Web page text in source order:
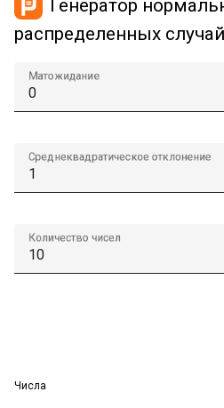
Генератор
распределенных
Матожидание
Среднеквадратическое отклонение
Количество чисел
Числа